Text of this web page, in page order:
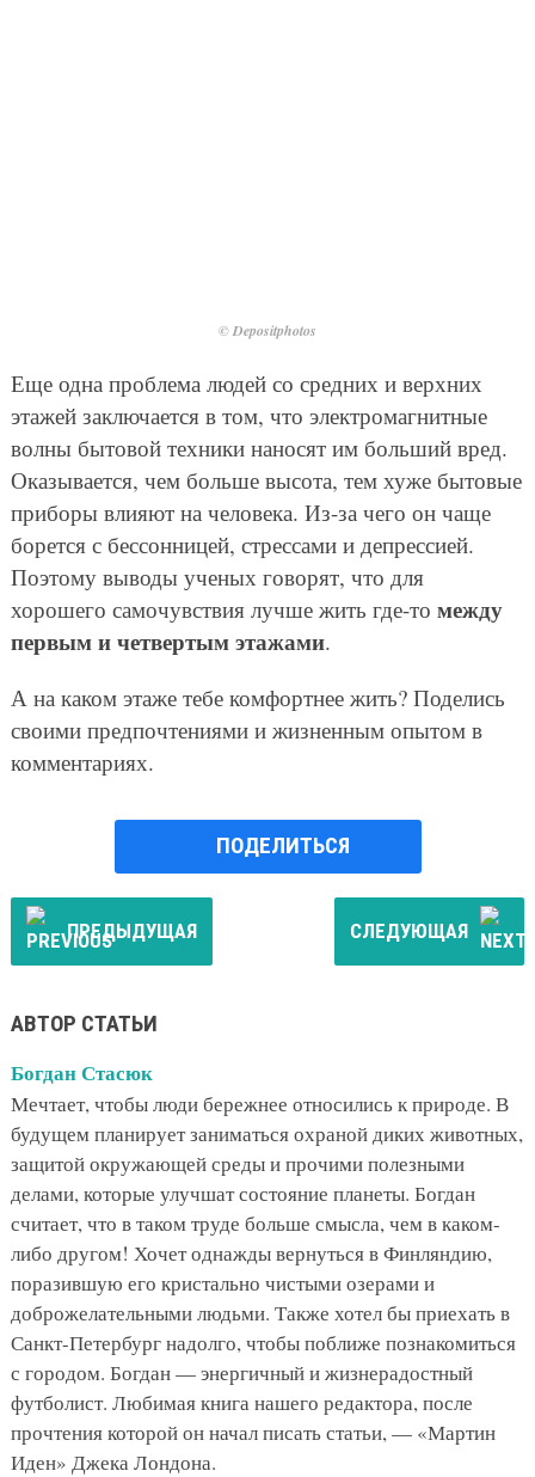
© Depositphotos
Еще одна проблема людей со средних и верхних
этажей заключается в том, что электромагнитные
волны бытовой техники наносят им больший вред.
Оказывается, чем больше высота, тем хуже бытовые
приборы влияют на человека. Из-за чего он чаще
борется с бессонницей, стрессами и депрессией.
Поэтому выводы ученых говорят, что для
хорошего самочувствия лучше жить где-то между
первым и четвертым этажами.
А на каком этаже тебе комфортнее жить? Поделись
своими предпочтениями и жизненным опытом в
комментариях.
ПОДЕЛИТЬСЯ
ПРЕДЫДУЩАЯ СЛЕДУЮЩАЯ
АВТОР СТАТЬИ
Богдан Стасюк
Мечтает, чтобы люди бережнее относились к природе. В
будущем планирует заниматься охраной диких животных,
защитой окружающей среды и прочими полезными
делами, которые улучшат состояние планеты. Богдан
считает, что в таком труде больше смысла, чем в каком-
либо другом! Хочет однажды вернуться в Финляндию,
поразившую его кристально чистыми озерами и
доброжелательными людьми. Также хотел бы приехать в
Санкт-Петербург надолго, чтобы поближе познакомиться
с городом. Богдан — энергичный и жизнерадостный
футболист. Любимая книга нашего редактора, после
прочтения которой он начал писать статьи, — «Мартин
Иден» Джека Лондона.